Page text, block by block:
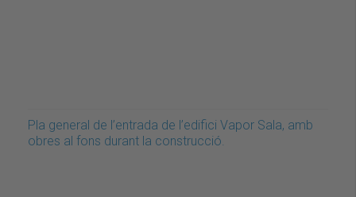
Pla general de l’entrada de l’edifici Vapor Sala, amb
obres al fons durant la construcció.